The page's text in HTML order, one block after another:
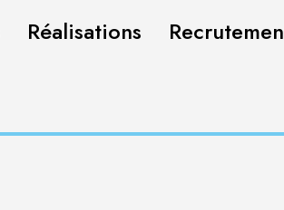
Réalisations